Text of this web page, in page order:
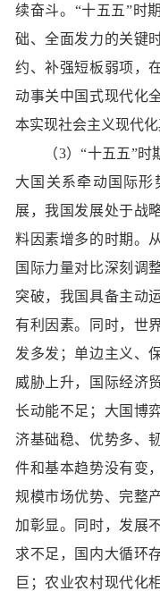
续奋斗。“十五五”时
础、全面发力的关键
约、补强短板弱项，
动事关中国式现代化
本实现社会主义现代
（3）“十五五”时期
大国关系牵动国际形
展，我国发展处于战
料因素增多的时期。
国际力量对比深刻调
突破，我国具备主动
有利因素。同时，世
发多发；单边主义、
威胁上升，国际经济
长动能不足；大国博
济基础稳、优势多、
件和基本趋势没有变
规模市场优势、完整
加彰显。同时，发展
求不足，国内大循环
巨；农业农村现代化